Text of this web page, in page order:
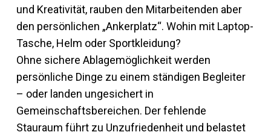
und Kreativität, rauben den Mitarbeitenden aber
den persönlichen „Ankerplatz“. Wohin mit Laptop-
Tasche, Helm oder Sportkleidung?
Ohne sichere Ablagemöglichkeit werden
persönliche Dinge zu einem ständigen Begleiter
– oder landen ungesichert in
Gemeinschaftsbereichen. Der fehlende
Stauraum führt zu Unzufriedenheit und belastet